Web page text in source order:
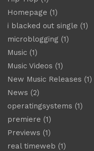
Homepage (1)
i blacked out single (1)
microblogging (1)
Music (1)
Music Videos (1)
New Music Releases (1)
News (2)
operatingsystems (1)
premiere (1)
Previews (1)
real timeweb (1)